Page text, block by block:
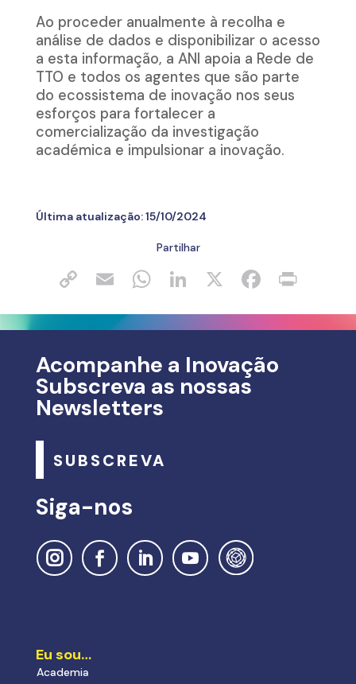
Ao proceder anualmente à recolha e
análise de dados e disponibilizar o acesso
a esta informação, a ANI apoia a Rede de
TTO e todos os agentes que são parte
do ecossistema de inovação nos seus
esforços para fortalecer a
comercialização da investigação
académica e impulsionar a inovação.
Última atualização:15/10/2024
Partilhar
Acompanhe a Inovação
Subscreva as nossas
Newsletters
SUBSCREVA
Siga-nos
Eu sou…
Academia